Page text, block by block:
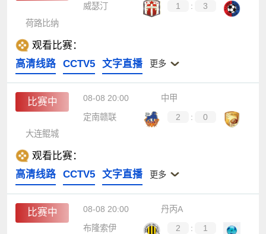
威瑟汀
1 :
3
荷路比纳
观看比赛：
高清线路
CCTV5 文字直播 更多
比赛中 08-08 20:00
中甲
定南赣联
2 :
0
大连鲲城
观看比赛：
高清线路
CCTV5 文字直播 更多
比赛中 08-08 20:00
丹丙A
布隆索伊
2 : 1